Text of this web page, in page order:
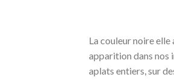
La couleur noire elle
apparition dans nos
aplats entiers, sur